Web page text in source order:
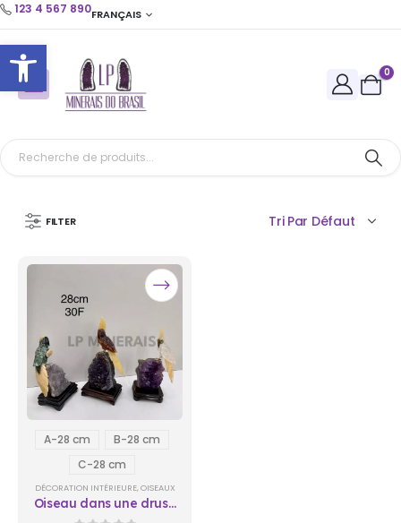
Ouvrir la barre d’outils
123 4 567 890FRANÇAIS
0
FILTER
A-28 cm
B-28 cm
C-28 cm
DÉCORATION INTÉRIEURE, OISEAUX
Oiseau dans une druse
- 28 cm